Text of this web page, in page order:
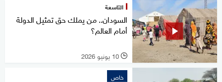
التاسعة
السودان.. من يملك حق تمثيل الدولة
أمام العالم؟
l 10 يونيو 2026
خاص